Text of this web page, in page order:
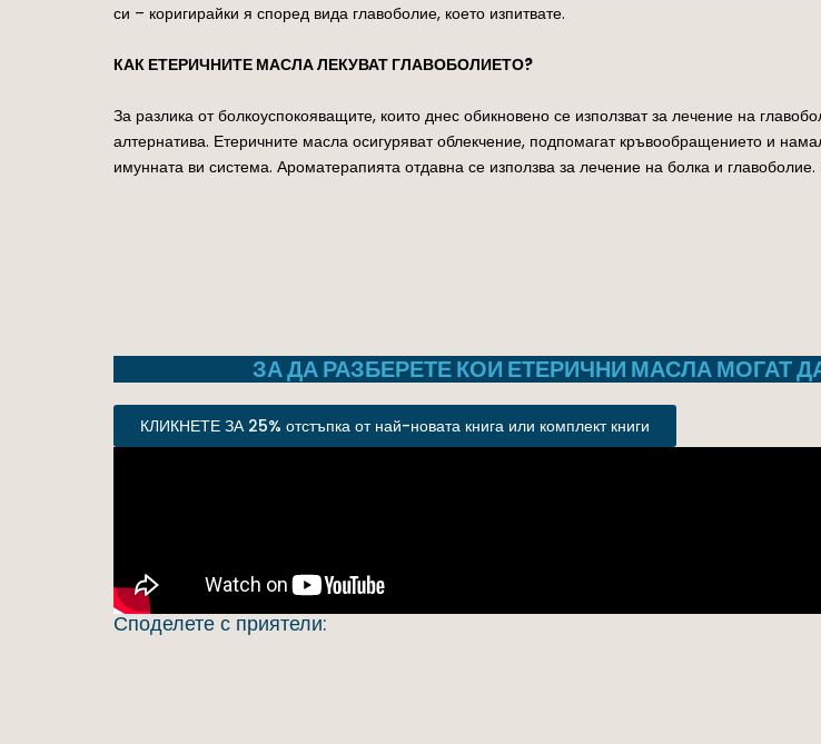
си – коригирайки я според вида главоболие, което изпитвате.
КАК ЕТЕРИЧНИТЕ МАСЛА ЛЕКУВАТ ГЛАВОБОЛИЕТО?
За разлика от болкоуспокояващите, които днес обикновено се използват за лечение на
алтернатива. Етеричните масла осигуряват облекчение, подпомагат кръвообращението и
имунната ви система. Ароматерапията отдавна се използва за лечение на болка и
ЗА ДА РАЗБЕРЕТЕ КОИ ЕТЕРИЧНИ МАСЛА МОГАТ
КЛИКНЕТЕ ЗА 25% отстъпка от най-новата книга или комплект книги
Споделете с приятели: